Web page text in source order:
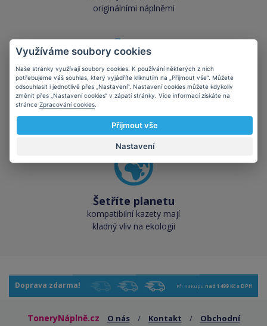
originálními náplněmi
Skladem téměř vše
přes 50 000 skladových
zásob pro okamžitý odběr
Šetříte planetu
kompatibilní kazety mají
kladný vliv na ekologii
Doprava zdarma! Při nákupu nad 1499 Kč s DPH
ToneryNáplně.cz O nás / Kontakt /
Obchodní
Využíváme soubory cookies
Naše stránky využívají soubory cookies. K používání některých z nich
potřebujeme váš souhlas, který vyjádříte kliknutím na „Přijmout vše“. Můžete
odsouhlasit i jednotlivě přes „Nastavení“. Nastavení cookies můžete kdykoliv
změnit přes „Nastavení cookies“ v zápatí stránky. Více informací získáte na
stránce Zpracování cookies
Přijmout vše
Nastavení